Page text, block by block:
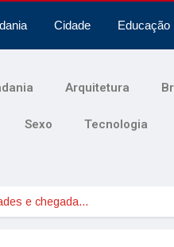
Cidade Educação
Arquitetura
Sexo Tecnologia
e chegada…